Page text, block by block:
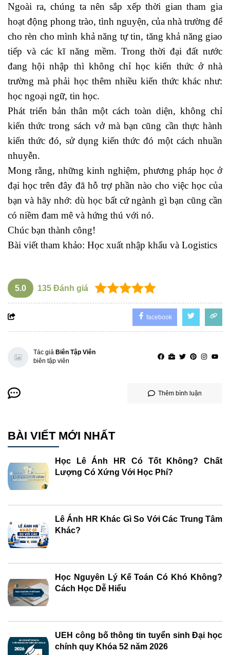
Ngoài ra, chúng ta nên sắp xếp thời gian tham gia
hoạt động phong trào, tình nguyện, của nhà trường để
cho rèn cho mình khả năng tự tin, tăng khả năng giao
tiếp và các kĩ năng mềm. Trong thời đại đất nước
đang hội nhập thì không chỉ học kiến thức ở nhà
trường mà phải học thêm nhiều kiến thức khác như:
học ngoại ngữ, tin học.
Phát triển bản thân một cách toàn diện, không chỉ
kiến thức trong sách vở mà bạn cũng cần thực hành
kiến thức đó, sử dụng kiến thức đó một cách nhuần
nhuyễn.
Mong rằng, những kinh nghiệm, phương pháp học ở
đại học trên đây đã hỗ trợ phần nào cho việc học của
bạn và hãy nhớ: dù học bất cứ ngành gì bạn cũng cần
có niềm đam mê và hứng thú với nó.
Chúc bạn thành công!
Bài viết tham khảo: Học xuất nhập khẩu và Logistics
5.0 135 Đánh giá
facebook
Tác giả Biên Tập Viên
biên tập viên
Thêm bình luận
BÀI VIẾT MỚI NHẤT
Học Lê Ánh HR Có Tốt Không? Chất
Lượng Có Xứng Với Học Phí?
Lê Ánh HR Khác Gì So Với Các Trung Tâm
Khác?
Học Nguyên Lý Kế Toán Có Khó Không?
Cách Học Dễ Hiểu
UEH công bố thông tin tuyển sinh Đại học
chính quy Khóa 52 năm 2026